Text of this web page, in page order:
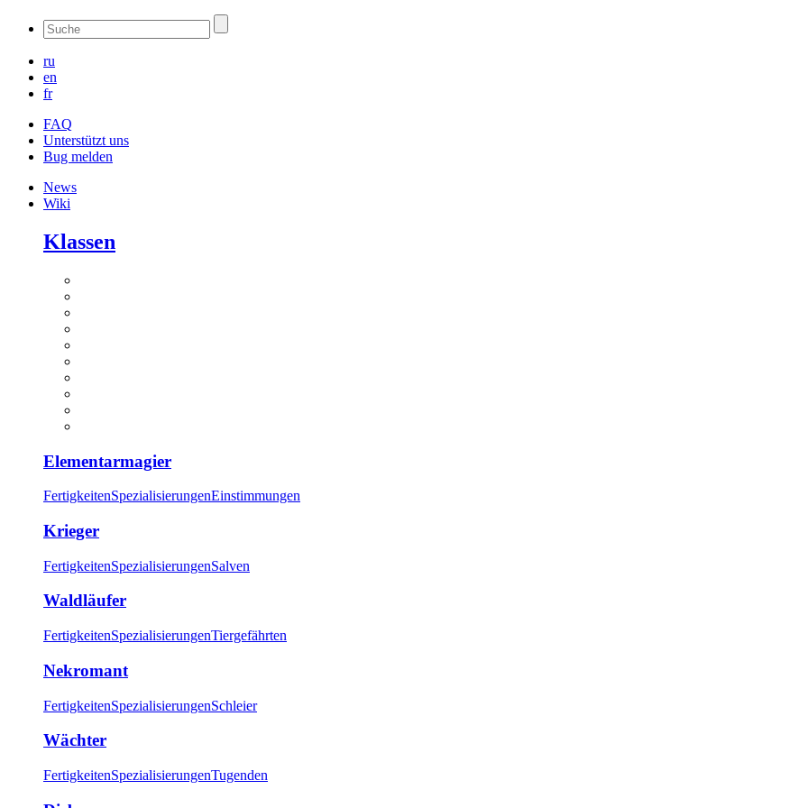
ru
en
fr
FAQ
Unterstützt uns
Bug melden
News
Wiki
Klassen
Elementarmagier
FertigkeitenSpezialisierungenEinstimmungen
Krieger
FertigkeitenSpezialisierungenSalven
Waldläufer
FertigkeitenSpezialisierungenTiergefährten
Nekromant
FertigkeitenSpezialisierungenSchleier
Wächter
FertigkeitenSpezialisierungenTugenden